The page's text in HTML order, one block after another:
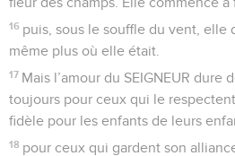
16 puis, sous le souffle du vent, elle
même plus où elle était.
17 Mais l’amour du SEIGNEUR dure
toujours pour ceux qui le
fidèle pour les enfants de leurs
18 pour ceux qui gardent son